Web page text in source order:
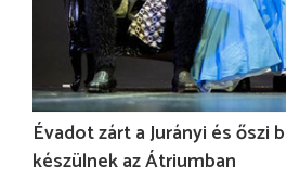
Évadot zárt a Jurányi és őszi
készülnek az Átriumban